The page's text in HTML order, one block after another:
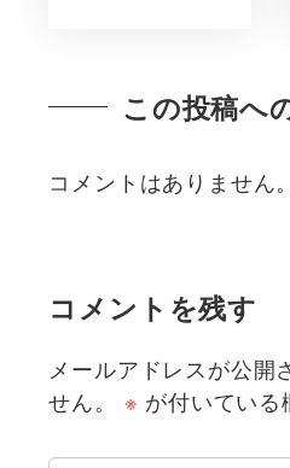
この投稿へ
コメントはありません。
コメントを残す
メールアドレスが公開
せん。
※ が付いている